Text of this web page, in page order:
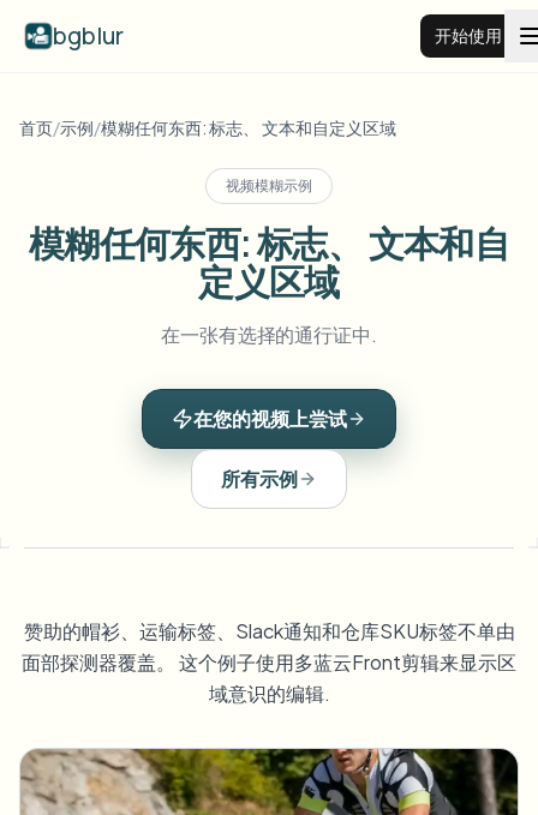
bgblur 开始使用
视频背景虚化
模糊任何内容
GDPR合规模糊
View all features
Browse every blur tool in one place
模糊车牌
模糊背景
AI Video Object Remover
校园摄像头、讲座和地区批量隐私
试映、发布和合规
零售与电商
医疗
诊所和面向患者的视频管理
博客
工具
分类
Choose language
首页/示例/模糊任何东西: 标志、 文本和自定义区域
视频模糊示例
模糊任何东西: 标志、 文本和自
定义区域
在一张有选择的通行证中.
在您的视频上尝试
所有示例
赞助的帽衫、运输标签、Slack通知和仓库SKU标签不单由
面部探测器覆盖。 这个例子使用多蓝云Front剪辑来显示区
域意识的编辑.